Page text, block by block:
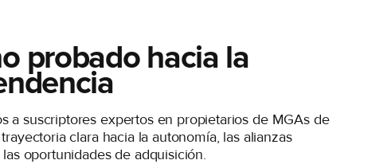
probado hacia la
a suscriptores expertos en propietarios de MGAs de
clara hacia la autonomía, las alianzas
oportunidades de adquisición.